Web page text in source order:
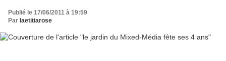
Publié le 17/06/2011 à 19:59
Par laetitiarose